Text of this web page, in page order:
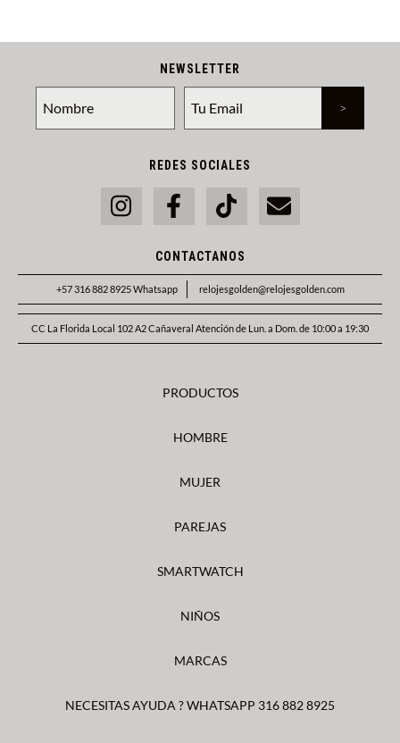
NEWSLETTER
REDES SOCIALES
CONTACTANOS
+57 316 882 8925 Whatsapp relojesgolden@relojesgolden.com
CC La Florida Local 102 A2 Cañaveral Atención de Lun. a Dom. de 10:00 a 19:30
PRODUCTOS
HOMBRE
MUJER
PAREJAS
SMARTWATCH
NIÑOS
MARCAS
NECESITAS AYUDA ? WHATSAPP 316 882 8925